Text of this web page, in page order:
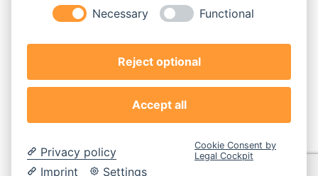
Hilfreiche Links
Karriere
Necessary Functional
Reject optional
Accept all
Privacy policy
Imprint
Settings
Cookie Consent by
Legal Cockpit